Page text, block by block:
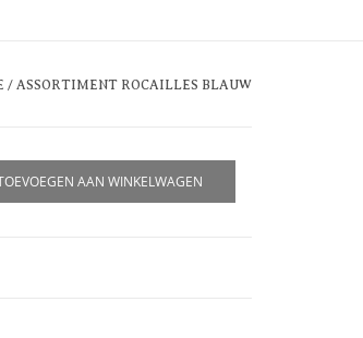
/ ASSORTIMENT ROCAILLES BLAUW
AAN WINKELWAGEN